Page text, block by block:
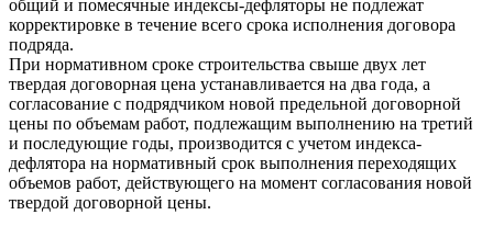
общий и помесячные индексы-дефляторы не подлежат
корректировке в течение всего срока исполнения договора
подряда.
При нормативном сроке строительства свыше двух лет
твердая договорная цена устанавливается на два года, а
согласование с подрядчиком новой предельной договорной
цены по объемам работ, подлежащим выполнению на третий
и последующие годы, производится с учетом индекса-
дефлятора на нормативный срок выполнения переходящих
объемов работ, действующего на момент согласования новой
твердой договорной цены.